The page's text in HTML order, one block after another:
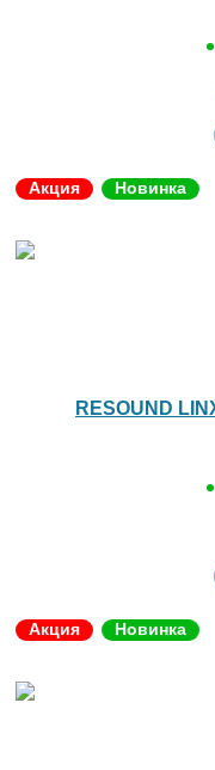
Акция Новинка
RESOUND
Акция Новинка